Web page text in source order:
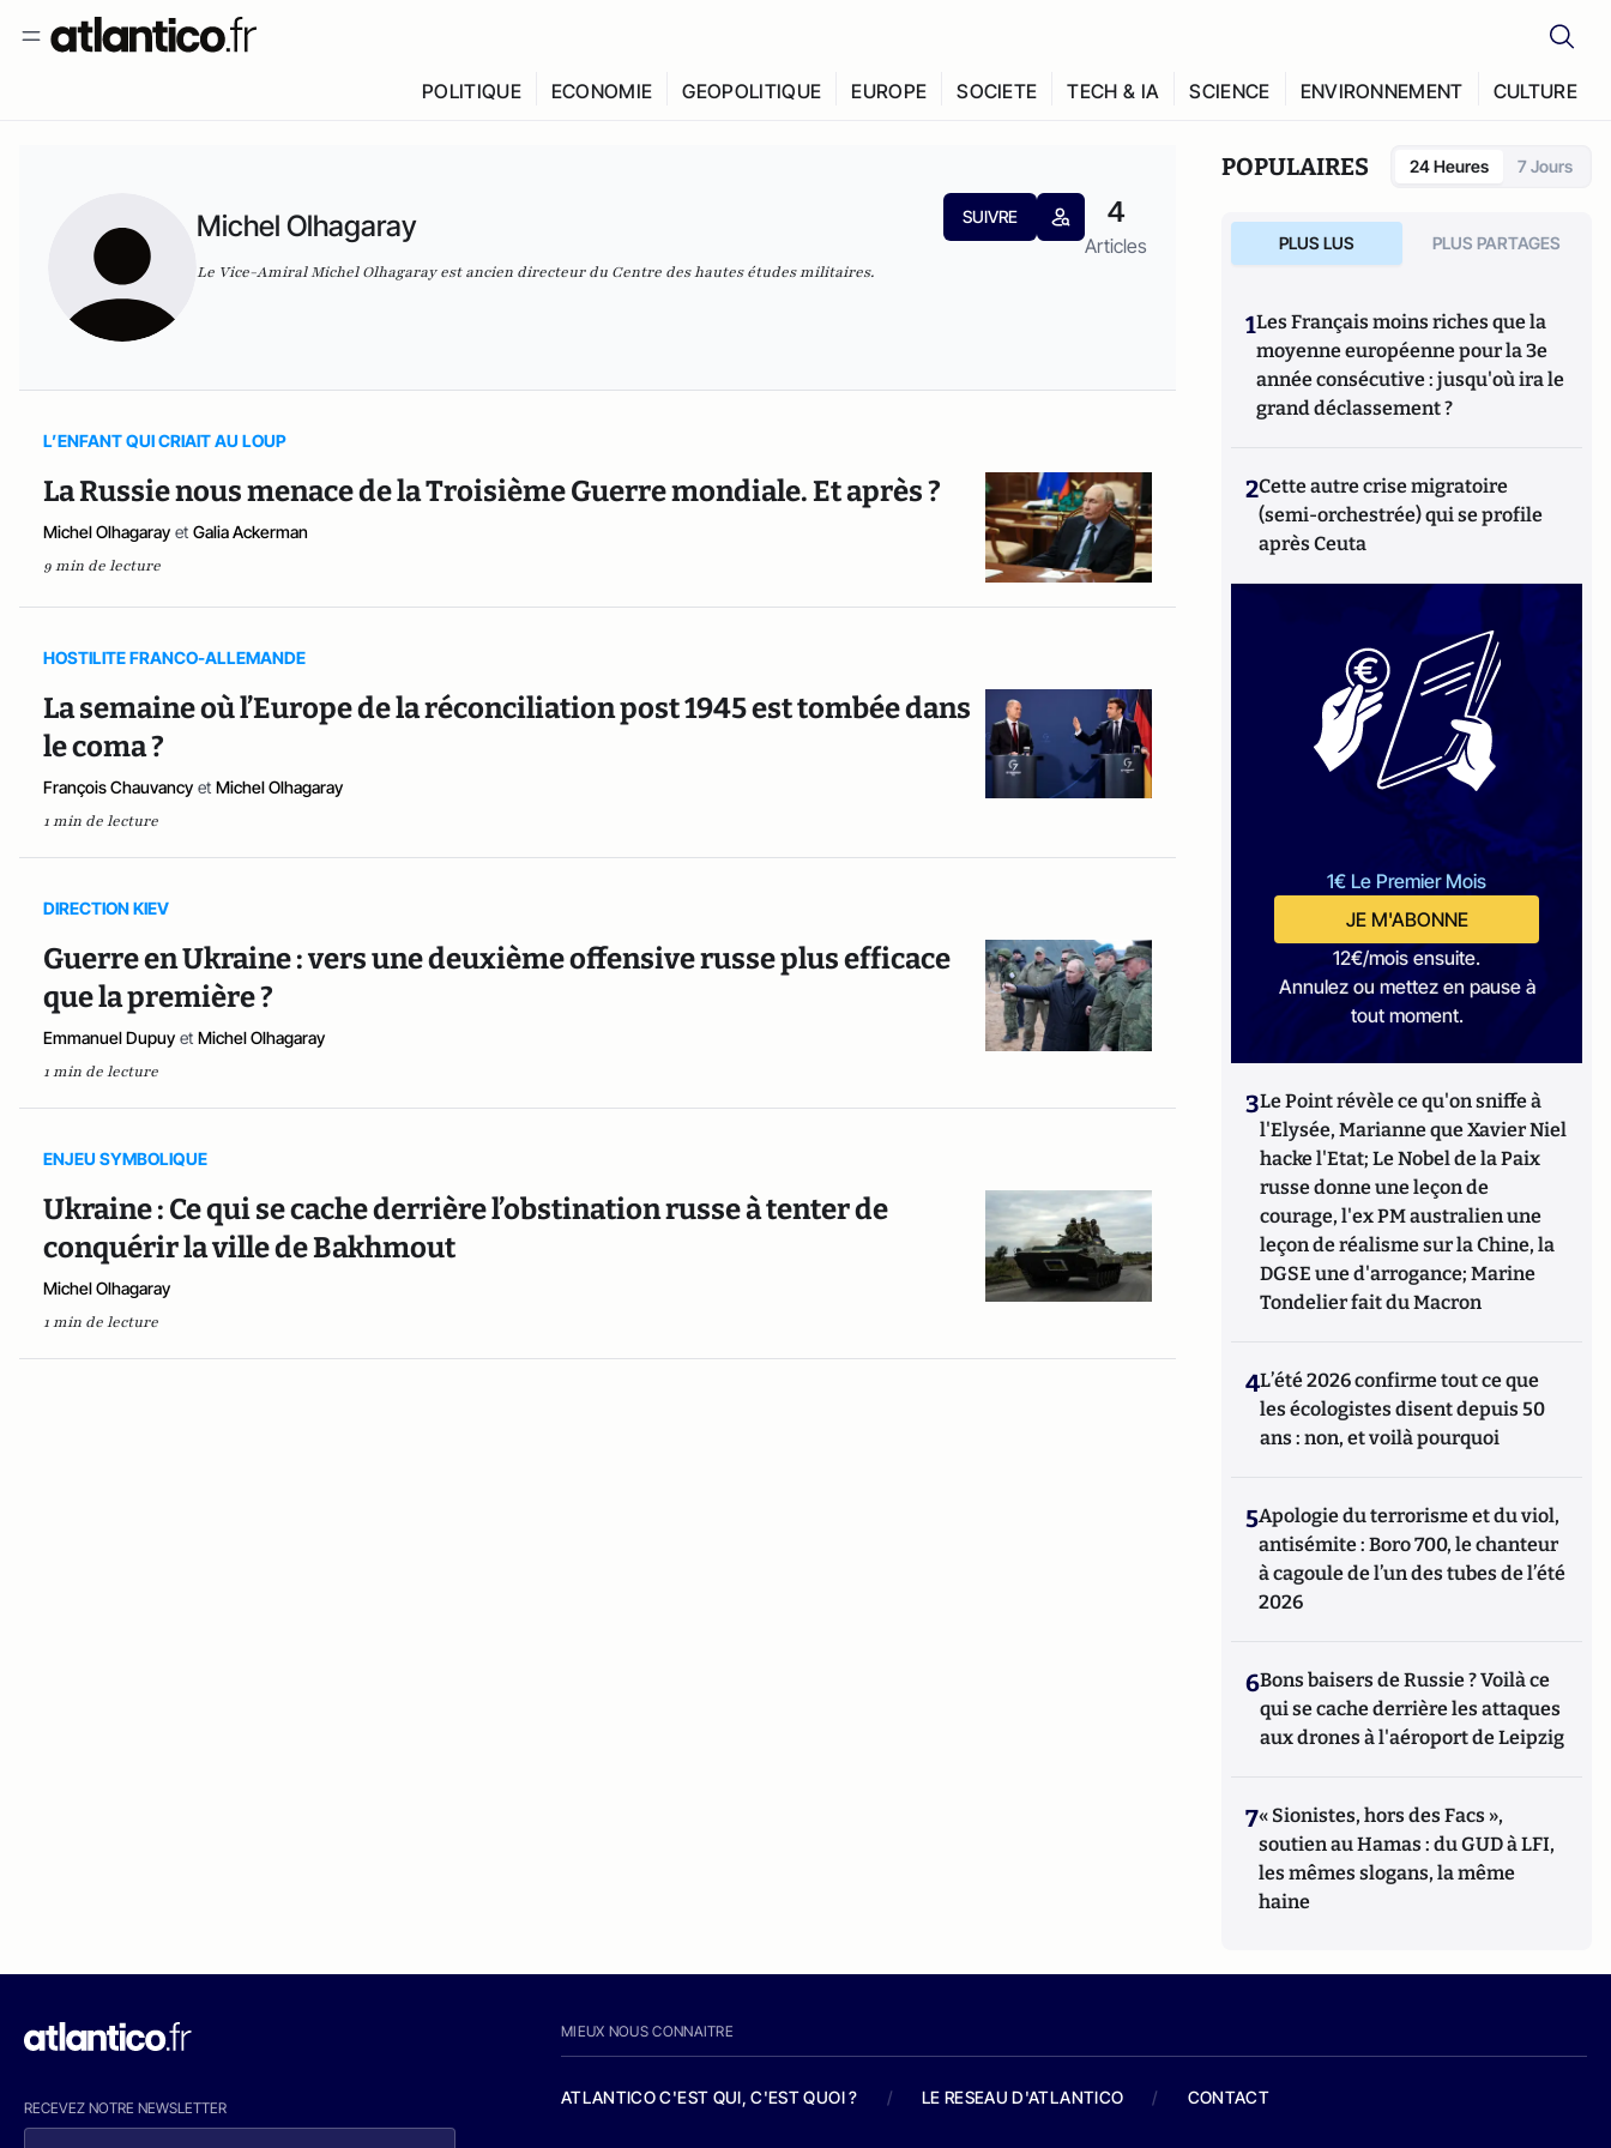
POLITIQUE ECONOMIE GEOPOLITIQUE EUROPE SOCIETE TECH & IA SCIENCE ENVIRONNEMENT CULTURE
Michel Olhagaray SUIVRE 4
Articles
Le Vice-Amiral Michel Olhagaray est ancien directeur du Centre des hautes études militaires.
L’ENFANT QUI CRIAIT AU LOUP
La Russie nous menace de la Troisième Guerre mondiale. Et après ?
Michel Olhagaray et Galia Ackerman
9 min de lecture
HOSTILITE FRANCO-ALLEMANDE
La semaine où l’Europe de la réconciliation post 1945 est tombée dans
le coma ?
François Chauvancy et Michel Olhagaray
1 min de lecture
DIRECTION KIEV
Guerre en Ukraine : vers une deuxième offensive russe plus efficace
que la première ?
Emmanuel Dupuy et Michel Olhagaray
1 min de lecture
ENJEU SYMBOLIQUE
Ukraine : Ce qui se cache derrière l’obstination russe à tenter de
conquérir la ville de Bakhmout
Michel Olhagaray
1 min de lecture
POPULAIRES 24 Heures 7 Jours
PLUS LUS PLUS PARTAGES
1Les Français moins riches que la
moyenne européenne pour la 3e
année consécutive : jusqu'où ira le
grand déclassement ?
2Cette autre crise migratoire
(semi-orchestrée) qui se profile
après Ceuta
1€ Le Premier Mois
JE M'ABONNE
12€/mois ensuite.
Annulez ou mettez en pause à
tout moment.
3Le Point révèle ce qu'on sniffe à
l'Elysée, Marianne que Xavier Niel
hacke l'Etat; Le Nobel de la Paix
russe donne une leçon de
courage, l'ex PM australien une
leçon de réalisme sur la Chine, la
DGSE une d'arrogance; Marine
Tondelier fait du Macron
4L’été 2026 confirme tout ce que
les écologistes disent depuis 50
ans : non, et voilà pourquoi
5Apologie du terrorisme et du viol,
antisémite : Boro 700, le chanteur
à cagoule de l’un des tubes de l’été
2026
6Bons baisers de Russie ? Voilà ce
qui se cache derrière les attaques
aux drones à l'aéroport de Leipzig
7« Sionistes, hors des Facs »,
soutien au Hamas : du GUD à LFI,
les mêmes slogans, la même
haine
RECEVEZ NOTRE NEWSLETTER
MIEUX NOUS CONNAITRE
ATLANTICO C'EST QUI, C'EST QUOI ? / LE RESEAU D'ATLANTICO / CONTACT